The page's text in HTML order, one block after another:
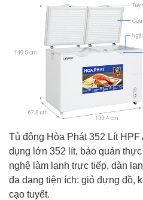
Tủ đông Hòa Phát 352 Lít HPF
dụng lớn 352 lít, bảo quản
nghệ làm lạnh trực tiếp, dàn
đa dạng tiện ích: giỏ đựng đồ,
cạo tuyết.